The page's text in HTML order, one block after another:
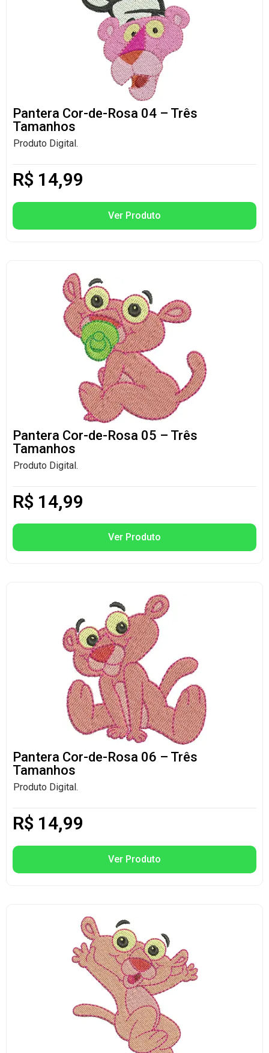
Pantera Cor-de-Rosa 04 – Três
Tamanhos
Produto Digital.
R$ 14,99
Ver Produto
Pantera Cor-de-Rosa 05 – Três
Tamanhos
Produto Digital.
R$ 14,99
Ver Produto
Pantera Cor-de-Rosa 06 – Três
Tamanhos
Produto Digital.
R$ 14,99
Ver Produto